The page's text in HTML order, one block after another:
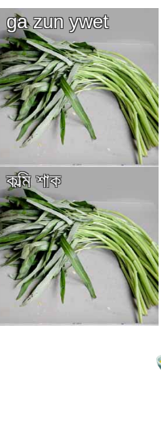
ga zun ywet
কল্মি শাক